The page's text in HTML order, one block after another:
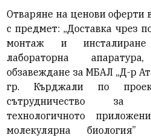
Отваряне на ценови оферти
с предмет: „Доставка чрез
монтаж и
лабораторна
обзавеждане за МБАЛ „Д-р
гр. Кърджали по
сътрудничество за
технологичното
молекулярна